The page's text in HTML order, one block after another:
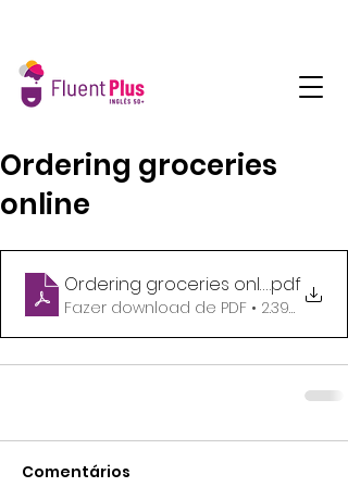
Ordering groceries
online
Ordering groceries online.pdf
Fazer download de PDF • 2.39MB
Comentários